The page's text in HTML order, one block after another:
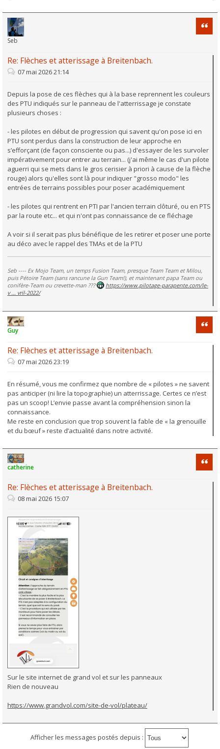
Seb
Re: Flèches et atterissage à Breitenbach.
07 mai 2026 21:14
Depuis la pose de ces flèches qui à la base reprennent les couleurs
des PTU indiqués sur le panneau de l'atterrissage je constate
plusieurs choses :
- les pilotes en début de progression qui savent qu'on pose ici en
PTU sont perdus dans la construction de leur approche en
s’efforçant (de façon consciente ou pas...) d'essayer de les survoler
impérativement pour entrer au terrain... (j'ai même le cas d'un pilote
aguerri qui se mets dans le gros cerisier à priori à cause de la flèche
rouge) alors qu'elles sont là pour indiquer "grosso modo" les
entrées de terrains possibles pour poser académiquement
- les pilotes qui rentrent en PTI par l'ancien terrain clôturé, ou en PTS
par la route etc... et qui n'ont pas connaissance de ce fléchage
A voir si il serait pas plus bénéfique de les retirer et poser une porte
au déco avec le rappel des TMAs et de la PTU
Seb ---- Ex Mojo Team, un temps Fusion Team, presque Team Team et Milou,
puis Pétoire Team (sans rancune la Gun Team!), et maintenant papa Team ou
conifère-Team ou crevette-man ???
https://www.pilotage-parapente.com/le-
v ... vril-2022/
Guy
Re: Flèches et atterissage à Breitenbach.
07 mai 2026 23:19
En résumé, vous me confirmez que nombre de « pilotes » ne savent
pas anticiper (ni lire la topographie) un atterrissage. Certes ce n’est
pas un scoop! L’envie passe avant la compréhension sinon la
connaissance.
Me reste en conclusion que trop souvent la fable de « la grenouille
et du bœuf » reste d’actualité dans notre activité.
catherine
Re: Flèches et atterissage à Breitenbach.
08 mai 2026 15:07
Sur le site internet de grand vol et sur les panneaux
Rien de nouveau
https://www.grandvol.com/site-de-vol/plateau/
Afficher les messages postés depuis :